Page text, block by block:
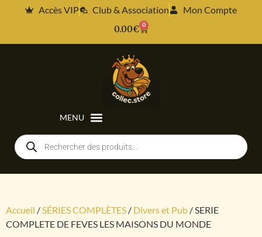
Accès VIP Club & Association
Mon Compte
0.00€ 0
Accueil /SÉRIES COMPLÈTES / Divers et Pub / SERIE
COMPLETE DE FEVES LES MAISONS DU MONDE